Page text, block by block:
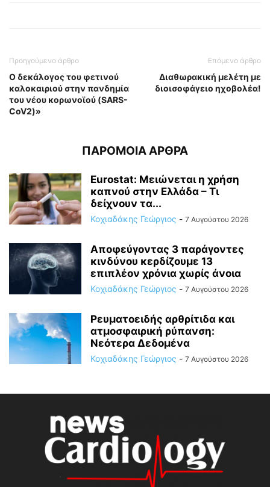
Προηγούμενο άρθρο
Ο δεκάλογος του φετινού
καλοκαιριού στην πανδημία
του νέου κορωνοϊού (SARS-
CoV2)»
Επόμενο άρθρο
Διαθωρακική μελέτη με
διοισοφάγειο ηχοβολέα!
ΠΑΡΟΜΟΙΑ ΑΡΘΡΑ
Eurostat: Μειώνεται η χρήση
καπνού στην Ελλάδα – Τι
δείχνουν τα...
Κοχιαδάκης Γεώργιος - 7 Αυγούστου 2026
Αποφεύγοντας 3 παράγοντες
κινδύνου κερδίζουμε 13
επιπλέον χρόνια χωρίς άνοια
Κοχιαδάκης Γεώργιος - 7 Αυγούστου 2026
Ρευματοειδής αρθρίτιδα και
ατμοσφαιρική ρύπανση:
Νεότερα Δεδομένα
Κοχιαδάκης Γεώργιος - 7 Αυγούστου 2026